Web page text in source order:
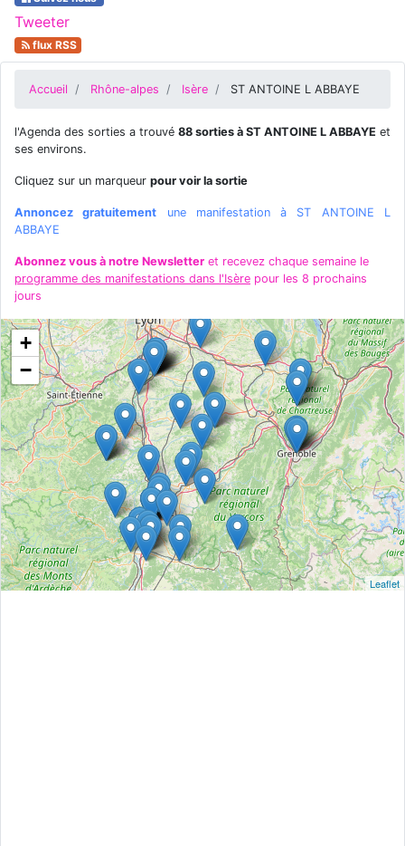
Tweeter
flux RSS
Accueil Rhône-alpes Isère ST ANTOINE L ABBAYE
l'Agenda des sorties a trouvé 88 sorties à ST ANTOINE L ABBAYE et
ses environs.
Cliquez sur un marqueur pour voir la sortie
Annoncez gratuitement une manifestation à ST ANTOINE L
ABBAYE
Abonnez vous à notre Newsletter et recevez chaque semaine le
programme des manifestations dans l'Isère pour les 8 prochains
jours
+
−
Leaflet